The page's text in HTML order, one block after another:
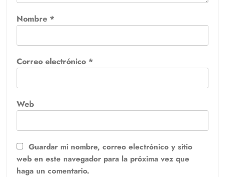
Nombre *
Correo electrónico *
Web
Guardar mi nombre, correo electrónico y sitio
web en este navegador para la próxima vez que
haga un comentario.